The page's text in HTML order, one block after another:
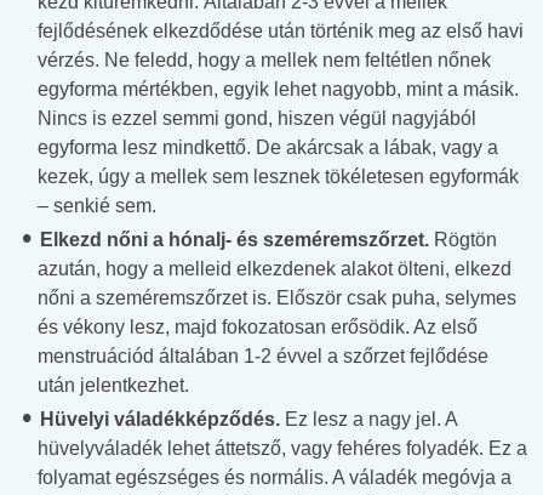
fejlődésének elkezdődése után történik meg az első havi
vérzés. Ne feledd, hogy a mellek nem feltétlen nőnek
egyforma mértékben, egyik lehet nagyobb, mint a másik.
Nincs is ezzel semmi gond, hiszen végül nagyjából
egyforma lesz mindkettő. De akárcsak a lábak, vagy a
kezek, úgy a mellek sem lesznek tökéletesen egyformák
– senkié sem.
Elkezd nőni a hónalj- és szeméremszőrzet. Rögtön
azután, hogy a melleid elkezdenek alakot ölteni, elkezd
nőni a szeméremszőrzet is. Először csak puha, selymes
és vékony lesz, majd fokozatosan erősödik. Az első
menstruációd általában 1-2 évvel a szőrzet fejlődése
után jelentkezhet.
Hüvelyi váladékképződés. Ez lesz a nagy jel. A
hüvelyváladék lehet áttetsző, vagy fehéres folyadék. Ez a
folyamat egészséges és normális. A váladék megóvja a